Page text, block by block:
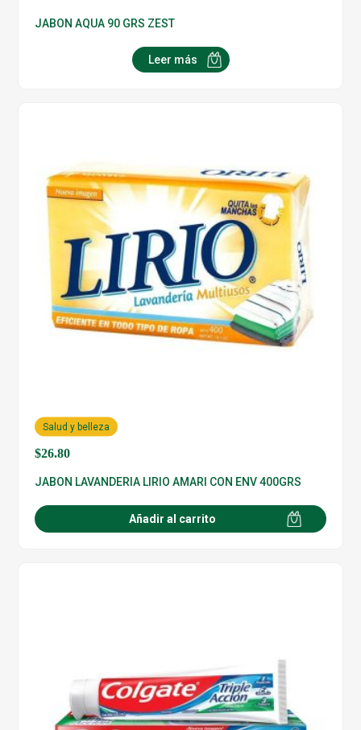
JABON AQUA 90 GRS ZEST
Leer más
$26.80
Salud y belleza
JABON LAVANDERIA LIRIO AMARI CON ENV 400GRS
Añadir al carrito